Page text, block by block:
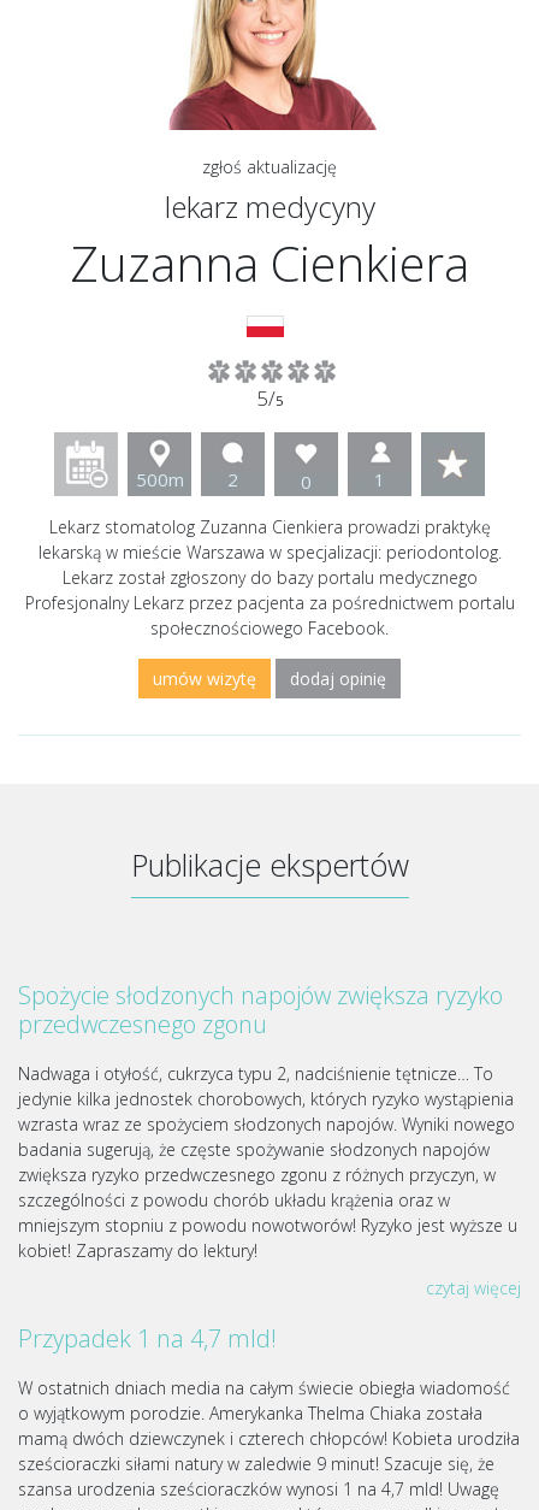
zgłoś aktualizację
lekarz medycyny
Zuzanna Cienkiera
5/5
500m 2 0 1
Lekarz stomatolog Zuzanna Cienkiera prowadzi praktykę
lekarską w mieście Warszawa w specjalizacji: periodontolog.
Lekarz został zgłoszony do bazy portalu medycznego
Profesjonalny Lekarz przez pacjenta za pośrednictwem portalu
społecznościowego Facebook.
umów wizytę dodaj opinię
Publikacje ekspertów
Spożycie słodzonych napojów zwiększa ryzyko
przedwczesnego zgonu
Nadwaga i otyłość, cukrzyca typu 2, nadciśnienie tętnicze… To
jedynie kilka jednostek chorobowych, których ryzyko wystąpienia
wzrasta wraz ze spożyciem słodzonych napojów. Wyniki nowego
badania sugerują, że częste spożywanie słodzonych napojów
zwiększa ryzyko przedwczesnego zgonu z różnych przyczyn, w
szczególności z powodu chorób układu krążenia oraz w
mniejszym stopniu z powodu nowotworów! Ryzyko jest wyższe u
kobiet! Zapraszamy do lektury!
czytaj więcej
Przypadek 1 na 4,7 mld!
W ostatnich dniach media na całym świecie obiegła wiadomość
o wyjątkowym porodzie. Amerykanka Thelma Chiaka została
mamą dwóch dziewczynek i czterech chłopców! Kobieta urodziła
sześcioraczki siłami natury w zaledwie 9 minut! Szacuje się, że
szansa urodzenia sześcioraczków wynosi 1 na 4,7 mld! Uwagę